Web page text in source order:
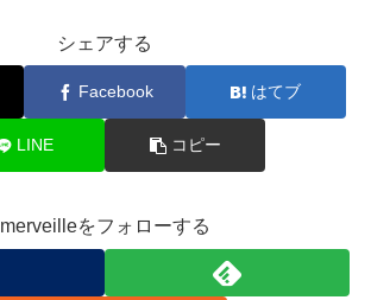
シェアする
Facebook はてブ
LINE コピー
merveilleをフォローする